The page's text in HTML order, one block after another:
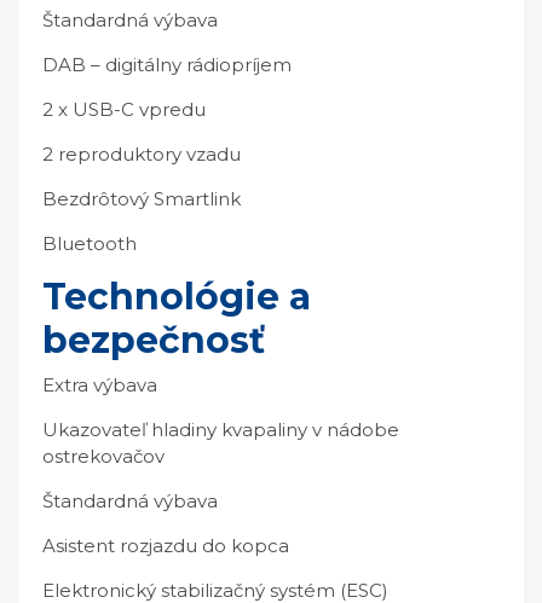
Štandardná výbava
DAB – digitálny rádiopríjem
2 x USB-C vpredu
2 reproduktory vzadu
Bezdrôtový Smartlink
Bluetooth
Technológie a
bezpečnosť
Extra výbava
Ukazovateľ hladiny kvapaliny v nádobe
ostrekovačov
Štandardná výbava
Asistent rozjazdu do kopca
Elektronický stabilizačný systém (ESC)